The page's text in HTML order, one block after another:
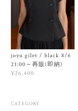
joyu gilet / black 8/6
21:00～再販(即納)
¥26,400
CATEGORY